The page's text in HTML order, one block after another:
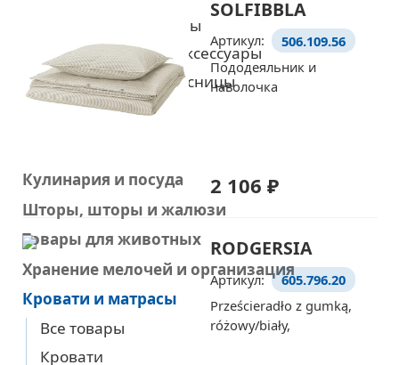
Одежда и аксессуары
Ткани и швейные аксессуары
Поддержка для поясницы
Сад и балкон
Кулинария и посуда
Шторы, шторы и жалюзи
Товары для животных
Хранение мелочей и организация
Кровати и матрасы
Все товары
Кровати
SOLFIBBLA
Артикул:
506.109.56
Пододеяльник и
наволочка
2 106 ₽
RODGERSIA
Артикул:
605.796.20
Prześcieradło z gumką,
różowy/biały,